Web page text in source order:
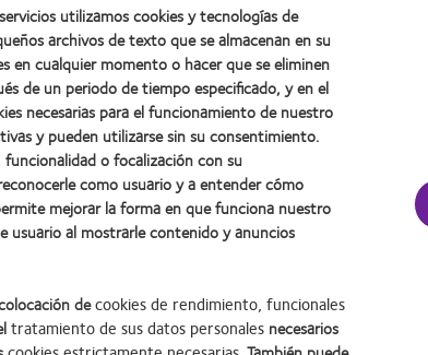
1= Mala)
REVISION NOS HA ENCARGADO DE
USUARIA MUY SATISFECHA.
utilizamos cookies y tecnologías de
archivos de texto que se almacenan en su
en cualquier momento o hacer que se eliminen
de un periodo de tiempo especificado, y en el
necesarias para el funcionamiento de nuestro
y pueden utilizarse sin su consentimiento.
o focalización con su
como usuario y a entender cómo
mejorar la forma en que funciona nuestro
usuario al mostrarle contenido y anuncios
decookies de rendimiento, funcionales
tratamiento de sus datos personales necesarios